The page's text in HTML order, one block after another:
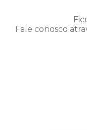
Fale conosco